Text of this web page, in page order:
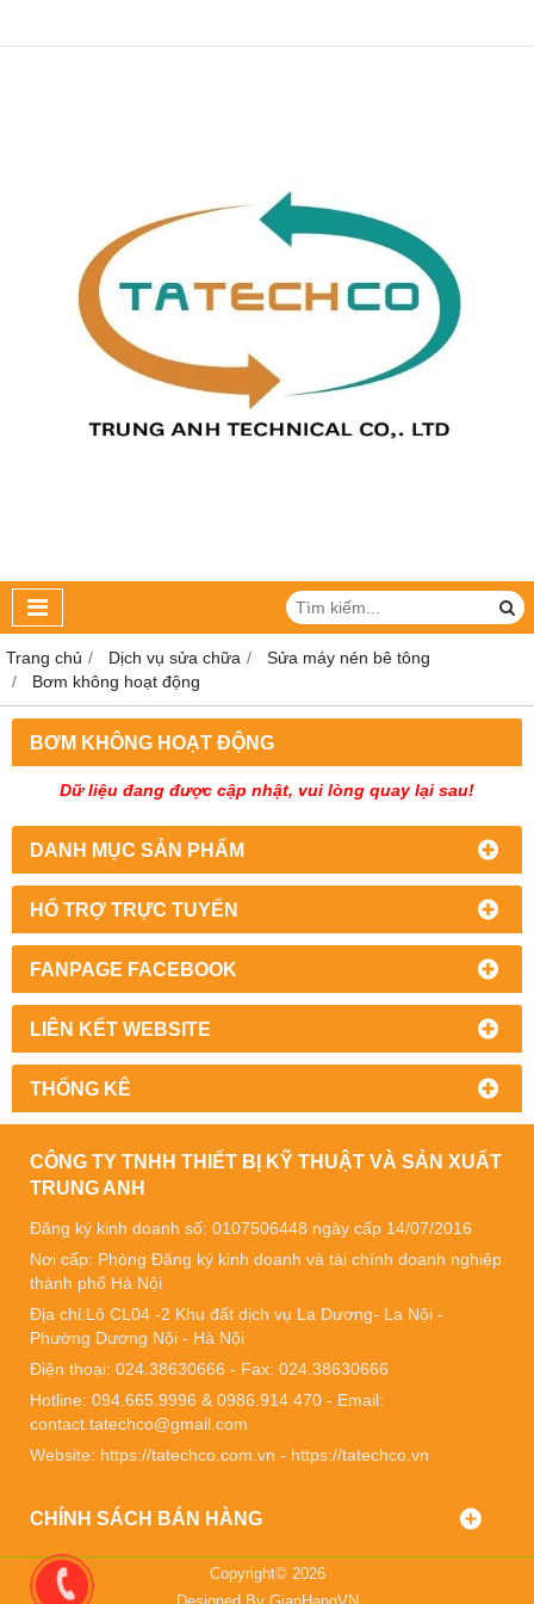
Trang chủ Dịch vụ sửa chữa
Sửa máy nén bê tông
Bơm không hoạt động
DANH MỤC SẢN PHẨM
HỔ TRỢ TRỰC TUYẾN
FANPAGE FACEBOOK
LIÊN KẾT WEBSITE
THỐNG KÊ
BƠM KHÔNG HOẠT ĐỘNG
Dữ liệu đang được cập nhật, vui lòng quay lại sau!
CÔNG TY TNHH THIẾT BỊ KỸ THUẬT VÀ SẢN XUẤT
TRUNG ANH
Đăng ký kinh doanh số: 0107506448 ngày cấp 14/07/2016
Nơi cấp: Phòng Đăng ký kinh doanh và tài chính doanh nghiệp
thành phố Hà Nội
Địa chỉ:Lô CL04 -2 Khu đất dịch vụ La Dương- La Nội -
Phường Dương Nội - Hà Nội
Điện thoại: 024.38630666 - Fax: 024.38630666
Hotline: 094.665.9996 & 0986.914.470 - Email:
contact.tatechco@gmail.com
Website: https://tatechco.com.vn - https://tatechco.vn
CHÍNH SÁCH BÁN HÀNG
Copyright© 2026